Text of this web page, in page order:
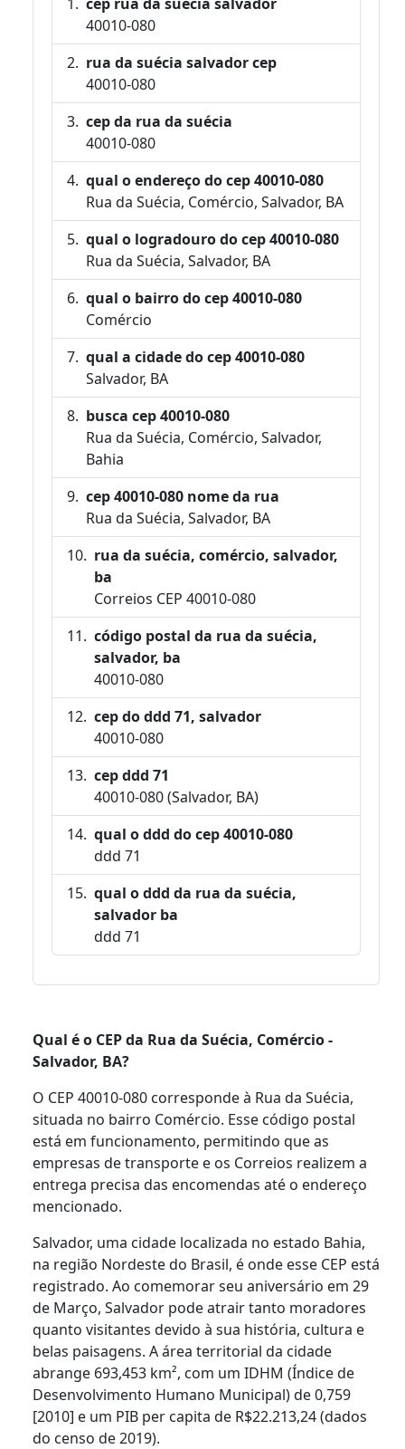
40010-080
rua da suécia salvador cep
40010-080
cep da rua da suécia
40010-080
qual o endereço do cep 40010-080
Rua da Suécia, Comércio, Salvador, BA
qual o logradouro do cep 40010-080
Rua da Suécia, Salvador, BA
qual o bairro do cep 40010-080
Comércio
qual a cidade do cep 40010-080
Salvador, BA
busca cep 40010-080
Rua da Suécia, Comércio, Salvador,
Bahia
cep 40010-080 nome da rua
Rua da Suécia, Salvador, BA
rua da suécia, comércio, salvador,
ba
Correios CEP 40010-080
código postal da rua da suécia,
salvador, ba
40010-080
cep do ddd 71, salvador
40010-080
cep ddd 71
40010-080 (Salvador, BA)
qual o ddd do cep 40010-080
ddd 71
qual o ddd da rua da suécia,
salvador ba
ddd 71
Qual é o CEP da Rua da Suécia, Comércio -
Salvador, BA?
O CEP 40010-080 corresponde à Rua da Suécia,
situada no bairro Comércio. Esse código postal
está em funcionamento, permitindo que as
empresas de transporte e os Correios realizem a
entrega precisa das encomendas até o endereço
mencionado.
Salvador, uma cidade localizada no estado Bahia,
na região Nordeste do Brasil, é onde esse CEP está
registrado. Ao comemorar seu aniversário em 29
de Março, Salvador pode atrair tanto moradores
quanto visitantes devido à sua história, cultura e
belas paisagens. A área territorial da cidade
abrange 693,453 km², com um IDHM (Índice de
Desenvolvimento Humano Municipal) de 0,759
[2010] e um PIB per capita de R$22.213,24 (dados
do censo de 2019).